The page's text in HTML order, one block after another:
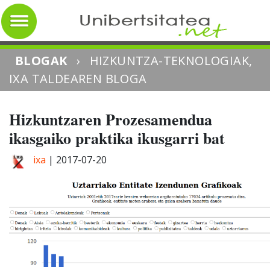
BLOGAK ›
HIZKUNTZA-TEKNOLOGIAK,
IXA TALDEAREN BLOGA
Hizkuntzaren Prozesamendua
ikasgaiko praktika ikusgarri bat
ixa | 2017-07-20